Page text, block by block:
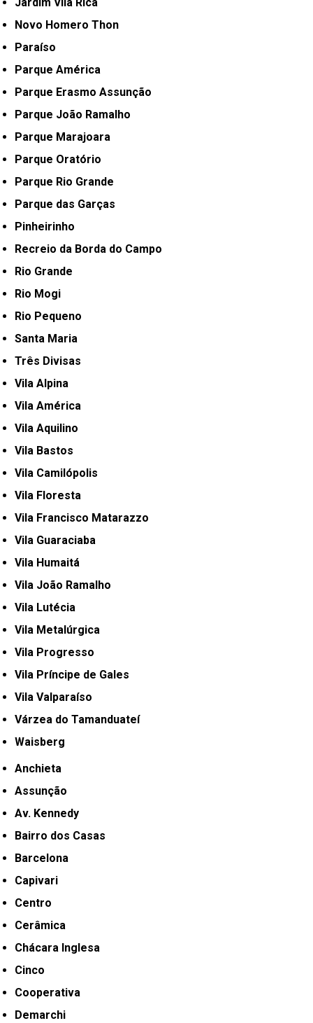
Novo Homero Thon
Paraíso
Parque América
Parque Erasmo Assunção
Parque João Ramalho
Parque Marajoara
Parque Oratório
Parque Rio Grande
Parque das Garças
Pinheirinho
Recreio da Borda do Campo
Rio Grande
Rio Mogi
Rio Pequeno
Santa Maria
Três Divisas
Vila Alpina
Vila América
Vila Aquilino
Vila Bastos
Vila Camilópolis
Vila Floresta
Vila Francisco Matarazzo
Vila Guaraciaba
Vila Humaitá
Vila João Ramalho
Vila Lutécia
Vila Metalúrgica
Vila Progresso
Vila Príncipe de Gales
Vila Valparaíso
Várzea do Tamanduateí
Waisberg
Anchieta
Assunção
Av. Kennedy
Bairro dos Casas
Barcelona
Capivari
Centro
Cerâmica
Chácara Inglesa
Cinco
Cooperativa
Demarchi